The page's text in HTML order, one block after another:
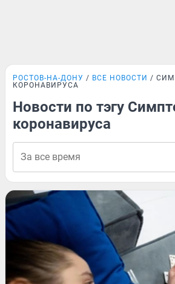
РОСТОВ-НА-ДОНУ ВСЕ НОВОСТИ
КОРОНАВИРУСА
Новости по тэгу
коронавируса